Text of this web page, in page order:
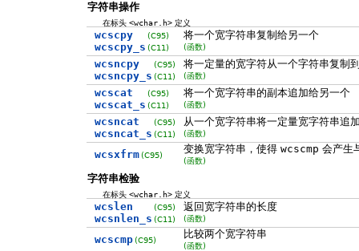
字符串操作
在标头<wchar.h> 定义
wcscpy
wcscpy_s
(C95)
(C11)
将一个宽字符串复制给另一个
(函数)
wcsncpy
wcsncpy_s
(C95)
(C11)
将一定量的宽字符从一个字符串复制
(函数)
wcscat
wcscat_s
(C95)
(C11)
将一个宽字符串的副本追加给另一个
(函数)
wcsncat
wcsncat_s
(C95)
(C11)
从一个宽字符串将一定量宽字符串追
(函数)
wcsxfrm (C95) 变换宽字符串，使得 wcscmp 会产生
(函数)
字符串检验
在标头<wchar.h> 定义
wcslen
wcsnlen_s
(C95)
(C11)
返回宽字符串的长度
(函数)
wcscmp (C95) 比较两个宽字符串
(函数)